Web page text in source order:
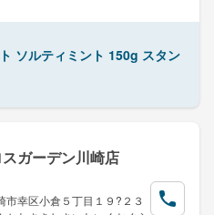
ソルティミント 150g スタン
ガーデン川崎店
市幸区小倉５丁目１９?２３